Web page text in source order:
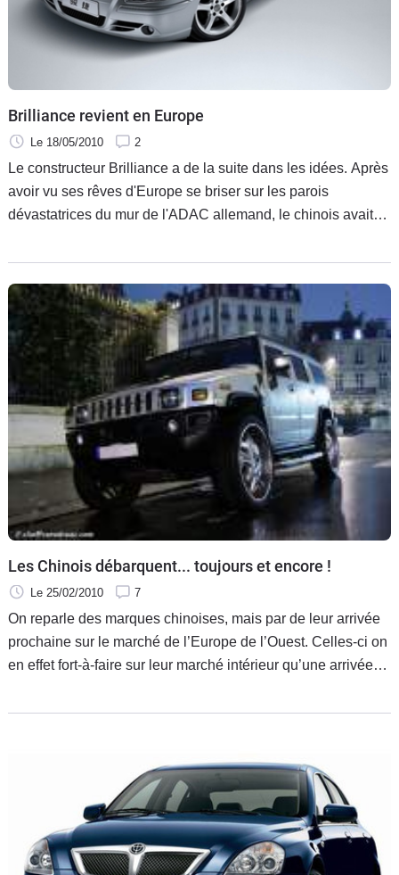
Brilliance revient en Europe
Le 18/05/2010 2
Le constructeur Brilliance a de la suite dans les idées. Après
avoir vu ses rêves d'Europe se briser sur les parois
dévastatrices du mur de l'ADAC allemand, le chinois avait
développement en Europe. Plus tard, c'est aujourd'hui.
Les Chinois débarquent... toujours et encore !
Le 25/02/2010 7
On reparle des marques chinoises, mais par de leur arrivée
prochaine sur le marché de l’Europe de l’Ouest. Celles-ci on
en effet fort-à-faire sur leur marché intérieur qu’une arrivée